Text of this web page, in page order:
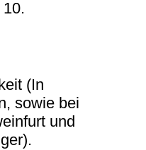
(In
sowie bei
und